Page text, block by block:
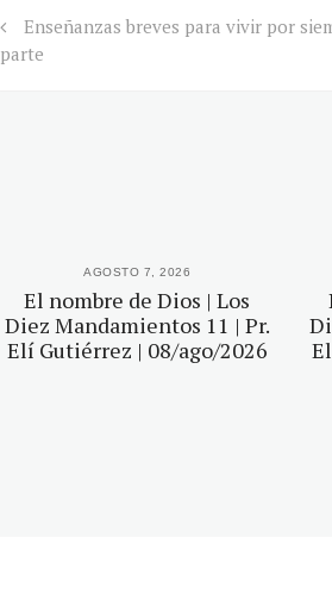
Enseñanzas breves para vivir por
parte
AGOSTO 7, 2026
El nombre de Dios | Los
Diez Mandamientos 11 | Pr.
Elí Gutiérrez | 08/ago/2026